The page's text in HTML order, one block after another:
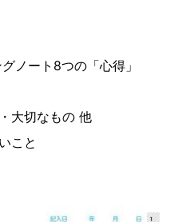
ノート8つの「心得」
大切なもの 他
いこと